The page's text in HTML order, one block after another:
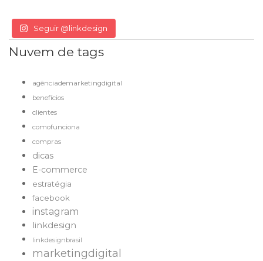
Seguir @linkdesign
Nuvem de tags
agênciademarketingdigital
benefícios
clientes
comofunciona
compras
dicas
E-commerce
estratégia
facebook
instagram
linkdesign
linkdesignbrasil
marketingdigital